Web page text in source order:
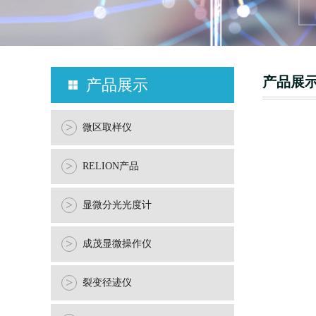
产品展示
> 微区取样仪
> RELION产品
> 显微分光光度计
> 成茂显微操作仪
> 裂变径迹仪
产品展